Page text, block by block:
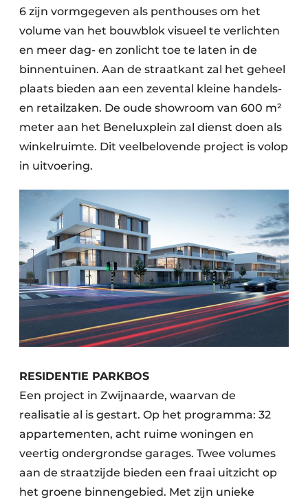
6 zijn vormgegeven als penthouses om het
volume van het bouwblok visueel te verlichten
en meer dag- en zonlicht toe te laten in de
binnentuinen. Aan de straatkant zal het geheel
plaats bieden aan een zevental kleine handels-
en retailzaken. De oude showroom van 600 m²
meter aan het Beneluxplein zal dienst doen als
winkelruimte. Dit veelbelovende project is volop
in uitvoering.
RESIDENTIE PARKBOS
Een project in Zwijnaarde, waarvan de
realisatie al is gestart. Op het programma: 32
appartementen, acht ruime woningen en
veertig ondergrondse garages. Twee volumes
aan de straatzijde bieden een fraai uitzicht op
het groene binnengebied. Met zijn unieke